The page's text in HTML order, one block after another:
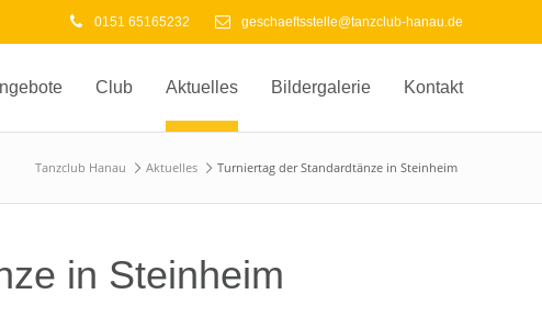
0151 65165232 geschaeftsstelle@tanzclub-hanau.de
Club Aktuelles Bildergalerie Kontakt
Tanzclub Hanau Aktuelles Turniertag der Standardtänze in Steinheim
in Steinheim